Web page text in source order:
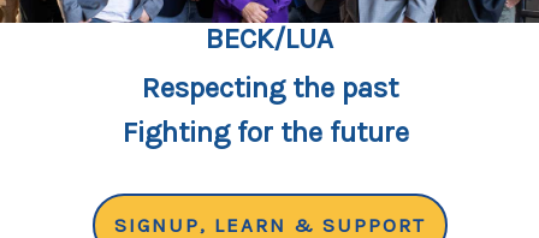
BECK/LUA
Respecting the past
Fighting for the future
SIGNUP, LEARN & SUPPORT